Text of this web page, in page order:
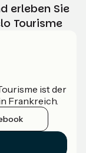
erleben Sie
Tourisme
ist der
Frankreich.